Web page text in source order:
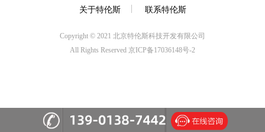
关于特伦斯 联系特伦斯
Copyright © 2021 北京特伦斯科技开发有限公司
All Rights Reserved 京ICP备17036148号-2